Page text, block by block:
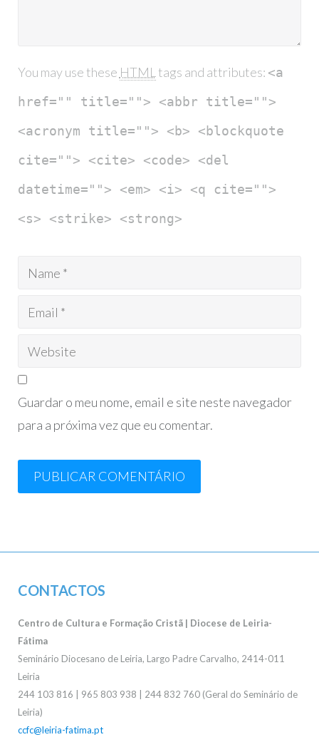
You may use these HTML tags and attributes: <a
href="" title=""> <abbr title="">
<acronym title=""> <b> <blockquote
cite=""> <cite> <code> <del
datetime=""> <em> <i> <q cite="">
<s> <strike> <strong>
Guardar o meu nome, email e site neste navegador
para a próxima vez que eu comentar.
CONTACTOS
Centro de Cultura e Formação Cristã | Diocese de Leiria-
Fátima
Seminário Diocesano de Leiria, Largo Padre Carvalho, 2414-011
Leiria
244 103 816 | 965 803 938 | 244 832 760 (Geral do Seminário de
Leiria)
ccfc@leiria-fatima.pt